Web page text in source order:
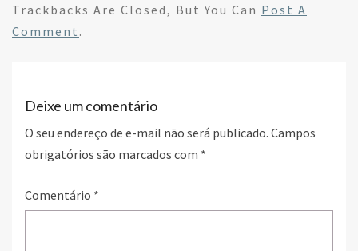
b
o
tt ke ar
Trackbacks Are Closed, But You Can Post A
Comment .
Deixe um comentário
O seu endereço de e-mail não será publicado. Campos
obrigatórios são marcados com *
Comentário *